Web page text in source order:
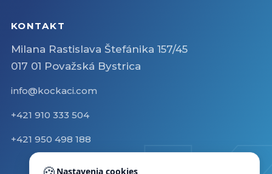
KONTAKT
Milana Rastislava Štefánika 157/45
017 01 Považská Bystrica
info@kockaci.com
+421 910 333 504
+421 950 498 188
Nastavenia cookies